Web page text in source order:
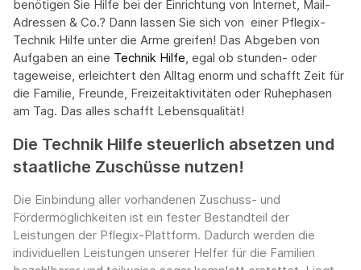
benötigen Sie Hilfe bei der Einrichtung von Internet, Mail-
Adressen & Co.? Dann lassen Sie sich von einer Pflegix-
Technik Hilfe unter die Arme greifen! Das Abgeben von
Aufgaben an eine Technik Hilfe, egal ob stunden- oder
tageweise, erleichtert den Alltag enorm und schafft Zeit für
die Familie, Freunde, Freizeitaktivitäten oder Ruhephasen
am Tag. Das alles schafft Lebensqualität!​
Die Technik Hilfe steuerlich absetzen und
staatliche Zuschüsse nutzen!
Die Einbindung aller vorhandenen Zuschuss- und
Fördermöglichkeiten ist ein fester Bestandteil der
Leistungen der Pflegix-Plattform. Dadurch werden die
individuellen Leistungen unserer Helfer für die Familien